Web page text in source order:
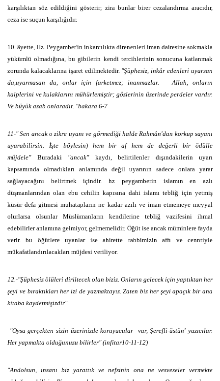
karşılıktan söz edildiğini gösterir; zira bunlar birer cezalandırma aracıdır,
ceza ise suçun karşılığıdır.
10. âyette, Hz. Peygamber'in inkarcılıkta direnenleri iman dairesine sokmakla
yükümlü olmadığına, bu gibilerin kendi tercihlerinin sonucuna katlanmak
zorunda kalacaklarına işaret edilmektedir. "Şüphesiz, inkâr edenleri uyarsan
da,uyarmasan da, onlar için farketmez; inanmazlar. Allah, onların
kalplerini ve kulaklarını mühürlemiştir; gözlerinin üzerinde perdeler vardır.
Ve büyük azab onlaradır. "bakara 6-7
11-" Sen ancak o zikre uyanı ve görmediği halde Rahmân'dan korkup sayanı
uyarabilirsin. İşte böylesin) hem bir af hem de değerli bir ödülle
müjdele"
Buradaki "ancak"
kaydı, belirtilenler dışındakilerin uyarı
kapsamında olmadıkları anlamında değil uyarının sadece onlara yarar
sağlayacağını belirtmek içindir. hz peygamberin islamın en azlı
düşmanlarından olan ebu cehilin kapısına dahi islamı tebliğ için yetmiş
küsür defa gitmesi muhatapların ne kadar azılı ve iman etmemeye meyyal
olurlarsa olsunlar Müslümanların kendilerine tebliğ vazifesini ihmal
edebilirler anlamına gelmiyor, gelmemelidir. Öğüt ise ancak müminlere fayda
verir. bu öğütlere uyanlar ise ahirette rabbimizin affı ve cenntiyle
mükafatlandırılacakları müjdesi veriliyor.
12.-"Şüphesiz ölüleri diriltecek olan biziz. Onların gelecek için yaptıktan her
şeyi ve bıraktıkları her izi de yazmaktayız. Zaten biz her şeyi apaçık bir ana
kitaba kaydetmişizdir"
"Oysa gerçekten sizin üzerinizde koruyucular var, Şerefli-üstün' yazıcılar.
Her yapmakta olduğunuzu bilirler" (infitar10-11-12)
"Andolsun, insanı biz yarattık ve nefsinin ona ne vesveseler vermekte